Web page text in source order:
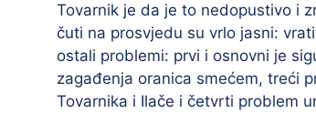
Prostorni plan uređenja Općine
I. izmjene i dopune prostornog
uređenja Općine Tovarnik
Tovarnik je da je to nedopustivo i
čuti na prosvjedu su vrlo jasni:
ostali problemi: prvi i osnovni je
zagađenja oranica smećem, treći
Tovarnika i Ilače i četvrti problem